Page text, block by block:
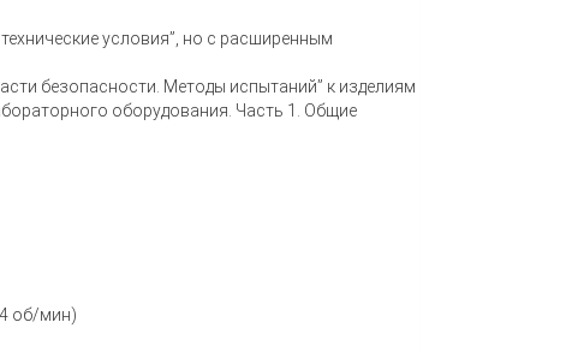
условия”, но с расширенным
безопасности. Методы испытаний” к изделиям
оборудования. Часть 1. Общие
об/мин)